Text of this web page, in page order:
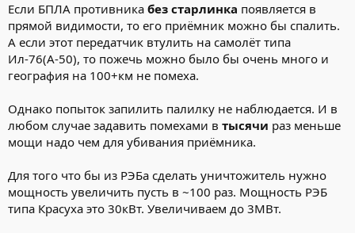
Если БПЛА противника без старлинка появляется в
прямой видимости, то его приёмник можно бы спалить.
А если этот передатчик втулить на самолёт типа
Ил-76(А-50), то пожечь можно было бы очень много и
география на 100+км не помеха.
Однако попыток запилить палилку не наблюдается. И в
любом случае задавить помехами в тысячи раз меньше
мощи надо чем для убивания приёмника.
Для того что бы из РЭБа сделать уничтожитель нужно
мощность увеличить пусть в ~100 раз. Мощность РЭБ
типа Красуха это 30кВт. Увеличиваем до 3МВт.